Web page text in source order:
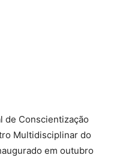
de Conscientização
Multidisciplinar do
em outubro